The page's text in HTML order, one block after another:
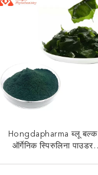
Hongdapharma ब्लू बल्क
ऑर्गेनिक स्पिरुलिना पाउडर